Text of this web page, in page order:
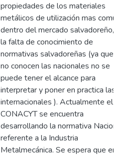
propiedades de los materiales
metálicos de utilización mas común
dentro del mercado salvadoreño, y
la falta de conocimiento de
normativas salvadoreñas (ya que si
no conocen las nacionales no se
puede tener el alcance para
interpretar y poner en practica las
internacionales ). Actualmente el
CONACYT se encuentra
desarrollando la normativa
referente a la Industria
Metalmecánica. Se espera que en